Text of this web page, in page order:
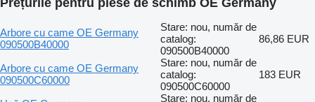
Arbore cu came OE Germany
090500B40000
Stare: nou, număr de
catalog:
090500B40000
86,86 EUR
Arbore cu came OE Germany
090500C60000
Stare: nou, număr de
catalog:
090500C60000
183 EUR
Stare: nou, număr de